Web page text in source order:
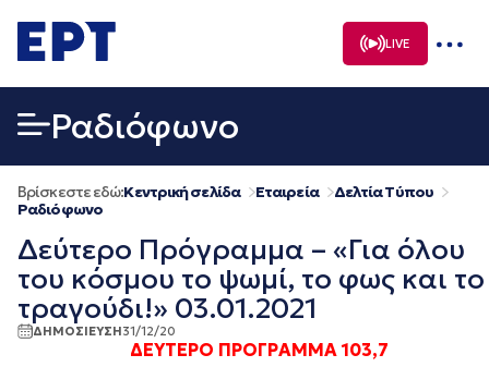
σε
περιεχόμενο
LIVE
Ραδιόφωνο
Βρίσκεστε εδώ:Κεντρική σελίδα Εταιρεία
Δελτία Τύπου
Ραδιόφωνο
Δεύτερο Πρόγραμμα – «Για όλου
του κόσμου το ψωμί, το φως και το
τραγούδι!» 03.01.2021
ΔΗΜΟΣΙΕΥΣΗ31/12/20
ΔΕΥΤΕΡΟ ΠΡΟΓΡΑΜΜΑ 103,7